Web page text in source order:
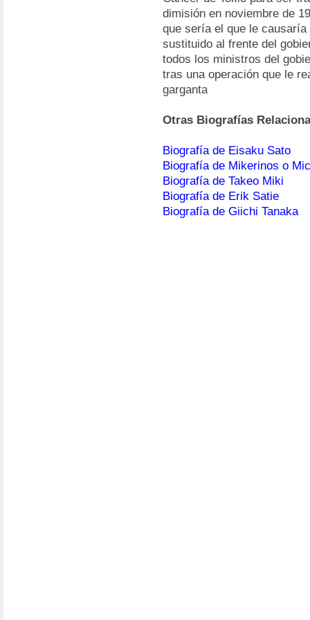
dimisión en noviembre de
que sería el que le
sustituido al frente del
todos los ministros del
tras una operación que le
garganta
Otras Biografías
Biografía de Eisaku Sato
Biografía de Mikerinos o
Biografía de Takeo Miki
Biografía de Erik Satie
Biografía de Giichi Tanaka